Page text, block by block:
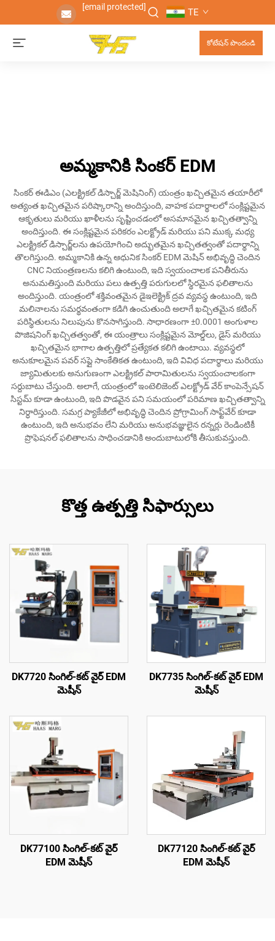
[email protected] TE
కోటేషన్ పొందండి
అమ్మకానికి సింకర్ EDM
సింకర్ ఈడిఎం (ఎలక్ట్రికల్ డిస్చార్జ్ మెషినింగ్) యంత్రం ఖచ్చితమైన తయారీలో
అత్యంత ఖచ్చితమైన పరిష్కారాన్ని అందిస్తుంది, వాహక పదార్థాలలో సంక్లిష్టమైన
ఆకృతులు మరియు ఖాళీలను సృష్టించడంలో అసమానమైన ఖచ్చితత్వాన్ని
అందిస్తుంది. ఈ సంక్లిష్టమైన పరికరం ఎలక్ట్రోడ్ మరియు పని ముక్క మధ్య
ఎలక్ట్రికల్ డిస్చార్జ్‌లను ఉపయోగించి అద్భుతమైన ఖచ్చితత్వంతో పదార్థాన్ని
తొలగిస్తుంది. అమ్మకానికి ఉన్న ఆధునిక సింకర్ EDM మెషిన్ అభివృద్ధి చెందిన
CNC నియంత్రణలను కలిగి ఉంటుంది, ఇది స్వయంచాలక పనితీరును
అనుమతిస్తుంది మరియు పలు ఉత్పత్తి పరుగులలో స్థిరమైన ఫలితాలను
అందిస్తుంది. యంత్రంలో శక్తివంతమైన డైఇలెక్ట్రిక్ ద్రవ వ్యవస్థ ఉంటుంది, ఇది
మలినాలను సమర్థవంతంగా కడిగి ఉంచుతుంది అలాగే ఖచ్చితమైన కటింగ్
పరిస్థితులను నిలుపును కొనసాగిస్తుంది. సాధారణంగా ±0.0001 అంగుళాల
పొజిషనింగ్ ఖచ్చితత్వంతో, ఈ యంత్రాలు సంక్లిష్టమైన మోల్డ్‌లు, డైస్ మరియు
ఖచ్చితమైన భాగాల ఉత్పత్తిలో ప్రత్యేకత కలిగి ఉంటాయి. వ్యవస్థలో
అనుకూలమైన పవర్ సప్లై సాంకేతికత ఉంటుంది, ఇది వివిధ పదార్థాలు మరియు
జ్యామితులకు అనుగుణంగా ఎలక్ట్రికల్ పారామితులను స్వయంచాలకంగా
సర్దుబాటు చేస్తుంది. అలాగే, యంత్రంలో ఇంటెలిజెంట్ ఎలక్ట్రోడ్ వేర్ కాంపెన్సేషన్
సిస్టమ్ కూడా ఉంటుంది, ఇది పొడవైన పని సమయంలో పరిమాణ ఖచ్చితత్వాన్ని
నిర్ధారిస్తుంది. సమగ్ర ప్యాకేజీలో అభివృద్ధి చెందిన ప్రోగ్రామింగ్ సాఫ్ట్‌వేర్ కూడా
ఉంటుంది, ఇది అనుభవం లేని మరియు అనుభవజ్ఞులైన రన్నర్లు రెండింటికీ
ప్రొఫెషనల్ ఫలితాలను సాధించడానికి అందుబాటులోకి తీసుకువస్తుంది.
కొత్త ఉత్పత్తి సిఫార్సులు
DK7720 సింగిల్-కట్ వైర్ EDM
మెషీన్
DK7735 సింగిల్-కట్ వైర్ EDM
మెషీన్
DK77100 సింగిల్-కట్ వైర్
EDM మెషీన్
DK77120 సింగిల్-కట్ వైర్
EDM మెషీన్